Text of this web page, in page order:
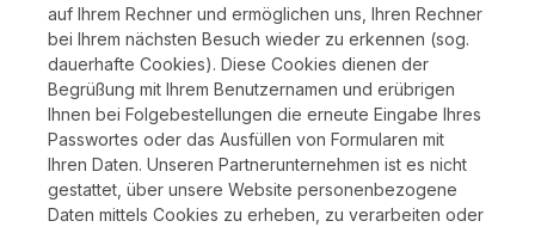
auf Ihrem Rechner und ermöglichen uns, Ihren Rechner
bei Ihrem nächsten Besuch wieder zu erkennen (sog.
dauerhafte Cookies). Diese Cookies dienen der
Begrüßung mit Ihrem Benutzernamen und erübrigen
Ihnen bei Folgebestellungen die erneute Eingabe Ihres
Passwortes oder das Ausfüllen von Formularen mit
Ihren Daten. Unseren Partnerunternehmen ist es nicht
gestattet, über unsere Website personenbezogene
Daten mittels Cookies zu erheben, zu verarbeiten oder